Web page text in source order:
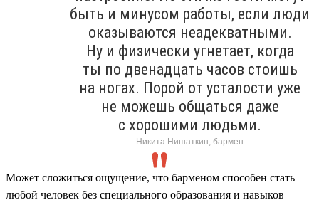
быть и минусом работы, если люди
оказываются неадекватными.
Ну и физически угнетает, когда
ты по двенадцать часов стоишь
на ногах. Порой от усталости уже
не можешь общаться даже
с хорошими людьми.
Никита Нишаткин, бармен
Может сложиться ощущение, что барменом способен стать
любой человек без специального образования и навыков —